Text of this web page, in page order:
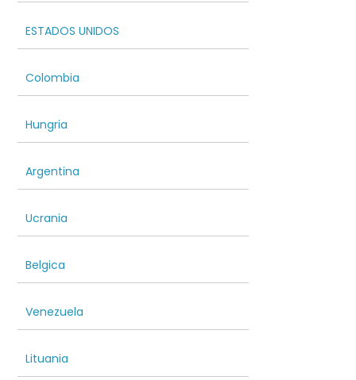
ESTADOS UNIDOS
Colombia
Hungria
Argentina
Ucrania
Belgica
Venezuela
Lituania